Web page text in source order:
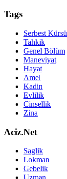
Tags
Serbest Kürsü
Tahkik
Genel Bölüm
Maneviyat
Hayat
Amel
Kadin
Evlilik
Cinsellik
Zina
Aciz.Net
Saglik
Lokman
Gebelik